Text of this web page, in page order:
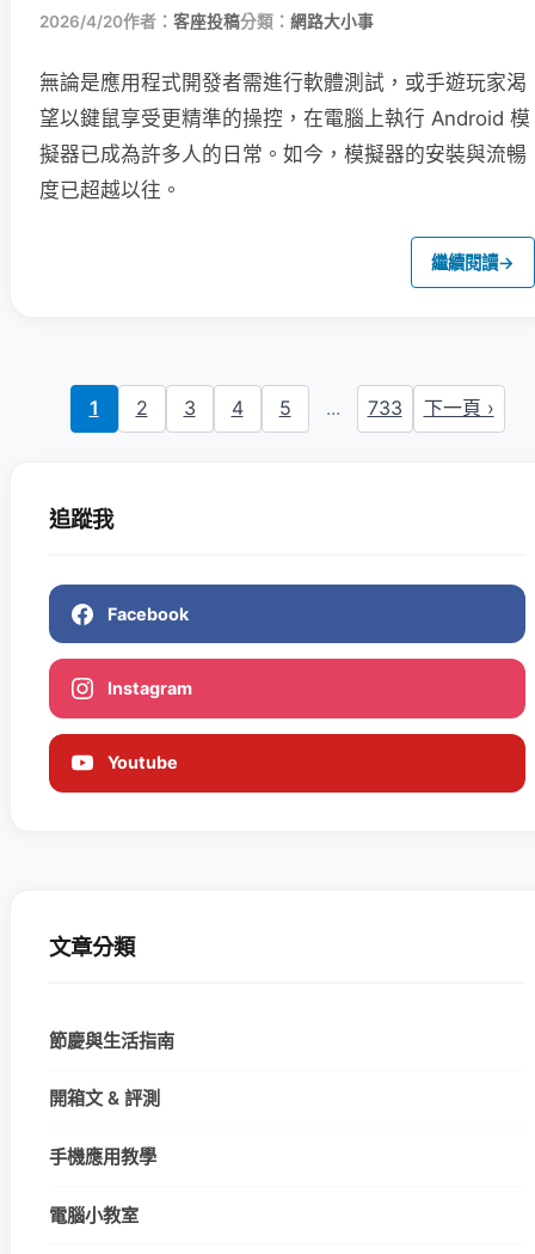
2026/4/20作者： 客座投稿分類： 網路大小事
無論是應用程式開發者需進行軟體測試，或手遊玩家渴
望以鍵鼠享受更精準的操控，在電腦上執行 Android 模
擬器已成為許多人的日常。如今，模擬器的安裝與流暢
度已超越以往。
繼續閱讀→
1 2 3 4 5 ... 733 下一頁 ›
追蹤我
Facebook
Instagram
Youtube
文章分類
節慶與生活指南
開箱文 & 評測
手機應用教學
電腦小教室